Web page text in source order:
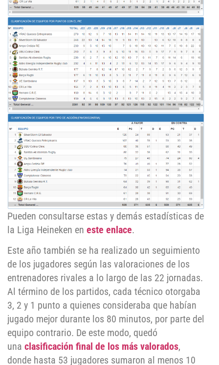
Pueden consultarse estas y demás estadísticas de
la Liga Heineken en este enlace.
Este año también se ha realizado un seguimiento
de los jugadores según las valoraciones de los
entrenadores rivales a lo largo de las 22 jornadas.
Al término de los partidos, cada técnico otorgaba
3, 2 y 1 punto a quienes consideraba que habían
jugado mejor durante los 80 minutos, por parte del
equipo contrario. De este modo, quedó
una clasificación final de los más valorados,
donde hasta 53 jugadores sumaron al menos 10